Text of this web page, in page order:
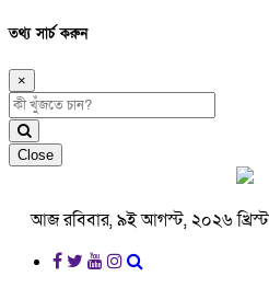
তথ্য সার্চ করুন
×
Close
আজ রবিবার, ৯ই আগস্ট, ২০২৬